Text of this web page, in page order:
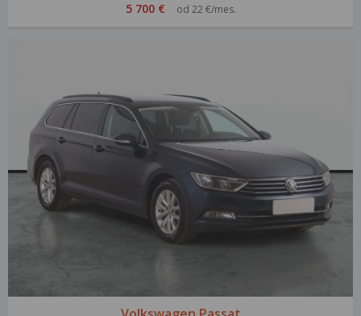
5 700 € od 22 €/mes.